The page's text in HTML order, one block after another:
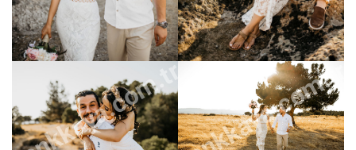
cenkkaya.com.trcenkkaya.com.tr